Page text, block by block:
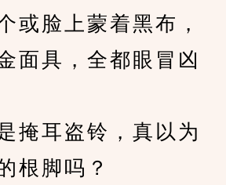
或脸上蒙着黑布，
面具，全都眼冒凶
耳盗铃，真以为
根脚吗？